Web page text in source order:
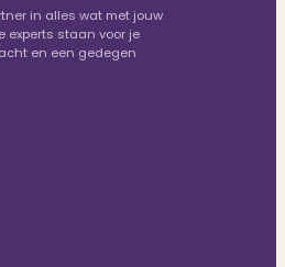
in alles wat met jouw
experts staan voor je
en een gedegen